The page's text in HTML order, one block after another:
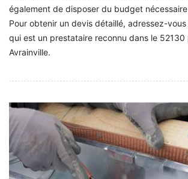
également de disposer du budget
Pour obtenir un devis détaillé, adressez-
qui est un prestataire reconnu dans le 52130
Avrainville.